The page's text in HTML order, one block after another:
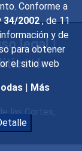
Conforme a
34/2002, de 11
y de
para obtener
el sitio web
| Más
legal|
de
las Cortes,